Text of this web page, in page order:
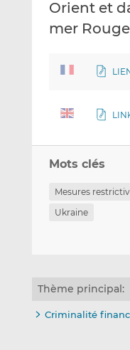
Orient et
mer Rouge
Mots clés
Mesures
Ukraine
Thème principal:
Criminalité